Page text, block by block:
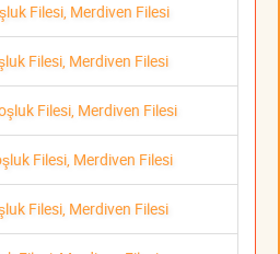
Filesi, Merdiven Filesi
Filesi, Merdiven Filesi
Filesi, Merdiven Filesi
Filesi, Merdiven Filesi
Filesi, Merdiven Filesi